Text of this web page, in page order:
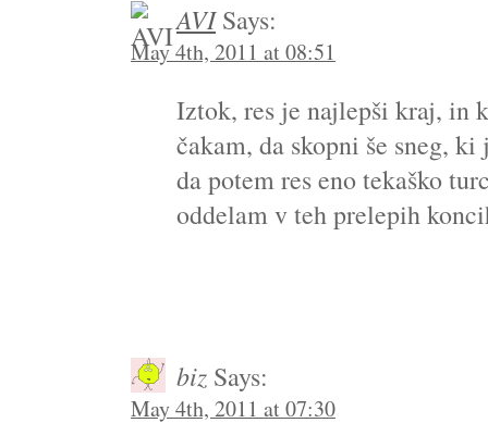
AVISays:
May 4th, 2011 at 08:51
Iztok, res je najlepši kraj, in
čakam, da skopni še sneg, ki
da potem res eno tekaško
oddelam v teh prelepih
biz Says:
May 4th, 2011 at 07:30